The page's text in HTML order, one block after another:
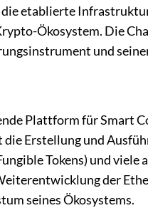
etablierte
Ökosystem. Die
und
Plattform für Smart
Erstellung und
Tokens) und
der
seines Ökosystems.